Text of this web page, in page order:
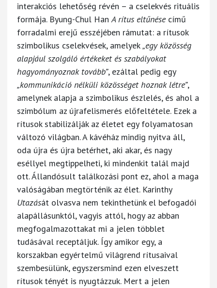
interakciós lehetőség révén – a cselekvés rituális
formája. Byung-Chul HanA rítus eltűnésecímű
forradalmi erejű esszéjében rámutat: a rítusok
szimbolikus cselekvések, amelyek„egy közösség
alapjául szolgáló értékeket és szabályokat
hagyományoznak tovább”, ezáltal pedig egy
„kommunikáció nélküli közösséget hoznak létre”,
amelynek alapja a szimbolikus észlelés, és ahol a
szimbólum az újrafelismerés előfeltétele. Ezek a
rítusok stabilizálják az életet egy folyamatosan
változó világban. A kávéház mindig nyitva áll,
oda újra és újra betérhet, aki akar, és nagy
eséllyel megtippelheti, ki mindenkit talál majd
ott. Állandósult találkozási pont ez, ahol a maga
valóságában megtörténik az élet. Karinthy
Utazását olvasva nem tekinthetünk el befogadói
alapállásunktól, vagyis attól, hogy az abban
megfogalmazottakat mi a jelen többlet
tudásával receptáljuk. Így amikor egy, a
korszakban egyértelmű világrend rítusaival
szembesülünk, egyszersmind ezen elveszett
rítusok tényét is nyugtázzuk. Mert a jelen